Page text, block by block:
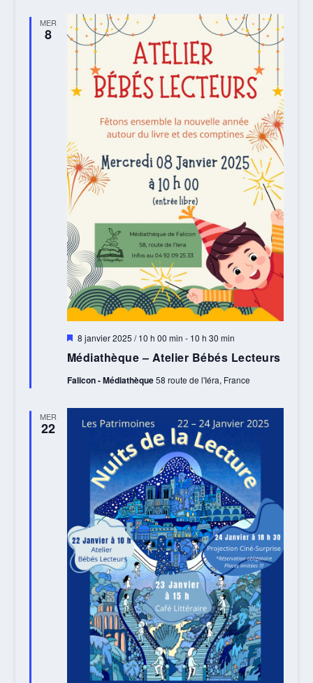
MER
8
Médiathèque – Atelier Bébés Lecteurs
Mis
avant
8 janvier 2025 / 10 h 00 min - 10 h 30 min
Falicon - Médiathèque58 route de l'Iéra, France
MER
22